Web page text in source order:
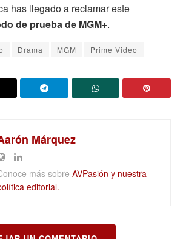
has llegado a reclamar este
de prueba de MGM+.
Drama MGM Prime Video
Márquez
más sobre AVPasión y nuestra
editorial.